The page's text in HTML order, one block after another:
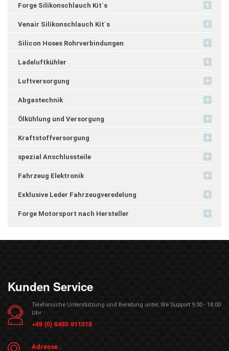
Forge Silikonschlauch Kit`s
Venair Silikonschlauch Kit`s
Silicon Hoses Rohrverbindungen
Ladeluftkühler
Luftversorgung
Abgastechnik
Ölkühlung und Versorgung
Kraftstoffversorgung
spezial Anschlussteile
Fahrzeug Elektronik
Exklusive Leder Fahrzeugveredelung
Forge Motorsport nach Hersteller
Kunden Service
Telefonische Unterstützung und Beratung unter, We Support 9.00 - 18.00
Uhr
+49 (0) 6485 911018
Adresse :